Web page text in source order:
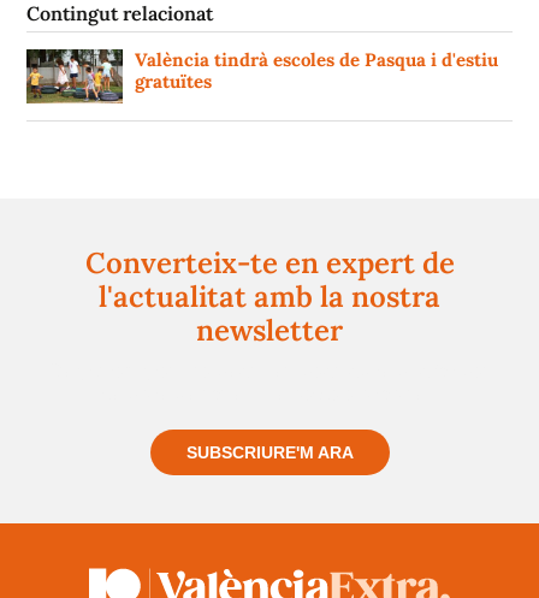
Contingut relacionat
València tindrà escoles de Pasqua i d'estiu
gratuïtes
Converteix-te en expert de
l'actualitat amb la nostra
newsletter
SUBSCRIURE'M ARA